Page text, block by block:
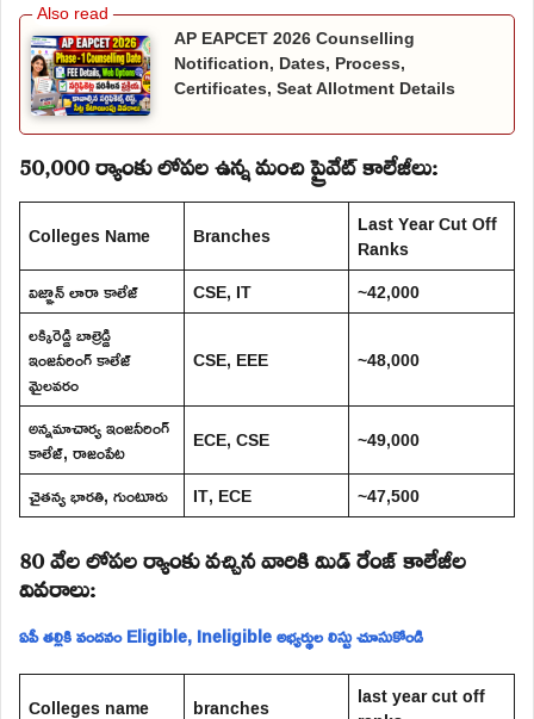
AP EAPCET 2026 Counselling
Notification, Dates, Process,
Certificates, Seat Allotment Details
50,000 ర్యాంకు లోపల ఉన్న మంచి ప్రైవేట్ కాలేజీలు:
Colleges Name Branches Last Year Cut Off
Ranks
విజ్ఞాన్ లారా కాలేజ్
CSE, IT
~42,000
లక్కిరెడ్డి బాల్రెడ్డి
ఇంజనీరింగ్ కాలేజ్
మైలవరం
CSE, EEE ~48,000
అన్నమాచార్య ఇంజనీరింగ్
కాలేజ్, రాజంపేట ECE, CSE
~49,000
చైతన్య భారతి, గుంటూరు
IT, ECE ~47,500
80 వేల లోపల ర్యాంకు వచ్చిన వారికి మిడ్ రేంజ్ కాలేజీల
వివరాలు:
ఏపీ తల్లికి వందనం Eligible, Ineligible అభ్యర్థుల లిస్టు చూసుకోండి
Colleges name branches last year cut off